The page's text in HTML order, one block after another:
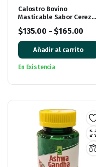
Calostro Bovino
Masticable Sabor Cereza
$135.00 -$165.00
Añadir al carrito
En Existencia